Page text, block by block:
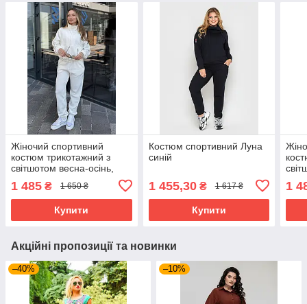
Жіночий спортивний
костюм трикотажний з
світшотом весна-осінь,
1 485 ₴ 1 650 ₴
Купити
Костюм спортивний Луна
синій
1 455,30₴ 1 617 ₴
Купити
1
Акційні пропозиції та новинки
–40% –10%